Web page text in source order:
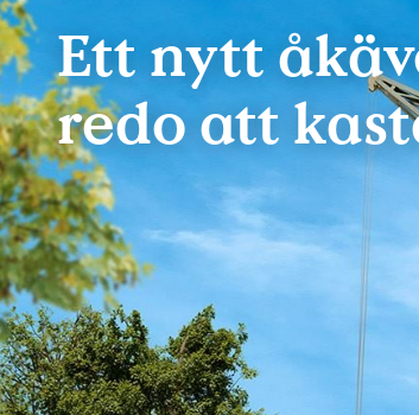
Ett nytt
redo att